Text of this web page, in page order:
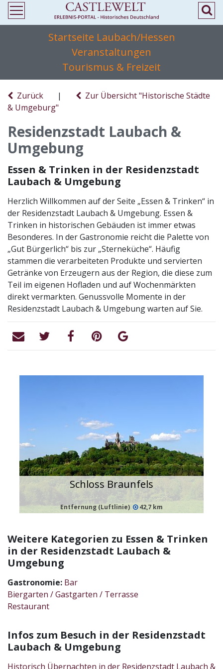
Startseite Laubach/Hessen
Veranstaltungen
Tourismus & Freizeit
Zurück |
Zur Übersicht "Historische Städte
& Umgeburg"
Residenzstadt Laubach &
Umgebung
Essen & Trinken in der Residenzstadt
Laubach & Umgebung
Herzlich Willkommen auf der Seite „Essen & Trinken“ in
der Residenzstadt Laubach & Umgebung. Essen &
Trinken in historischen Gebäuden ist immer etwas
Besonderes. In der Gastronomie reicht die Palette von
„Gut Bürgerlich“ bis zur „Sterneküche“. Häufig
stammen die verarbeiteten Produkte und servierten
Getränke von Erzeugern aus der Region, die diese zum
Teil im eigenen Hofladen und auf Wochenmärkten
direkt vermarkten. Genussvolle Momente in der
Residenzstadt Laubach & Umgebung warten auf Sie.
Schloss Braunfels
Entfernung (Luftlinie) 42,7 km
Weitere Kategorien zu Essen & Trinken
in der Residenzstadt Laubach &
Umgebung
Gastronomie: Bar
Biergarten / Gastgarten / Terrasse
Restaurant
Infos zum Besuch in der Residenzstadt
Laubach & Umgebung
Historisch Übernachten in der Residenzstadt Laubach &